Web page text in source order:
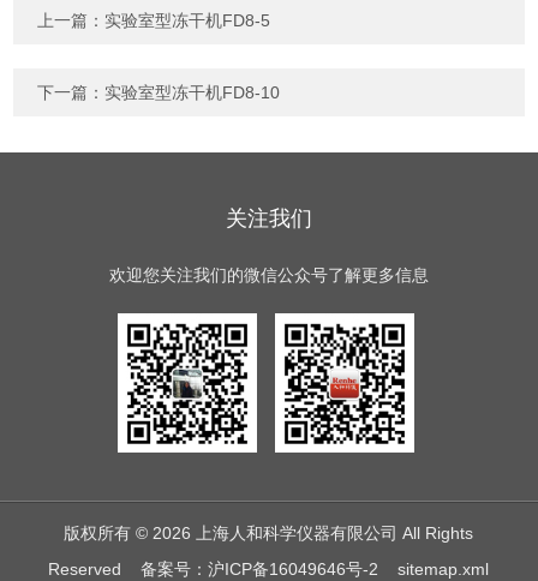
上一篇： 实验室型冻干机FD8-5
下一篇： 实验室型冻干机FD8-10
关注我们
欢迎您关注我们的微信公众号了解更多信息
版权所有 © 2026 上海人和科学仪器有限公司 All Rights
Reserved备案号：沪ICP备16049646号-2 sitemap.xml